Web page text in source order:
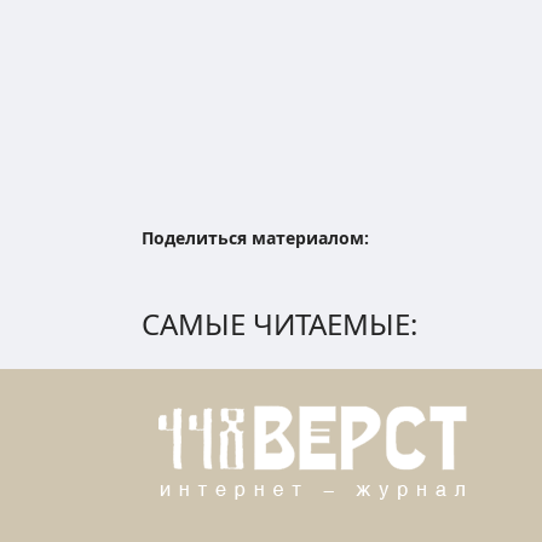
Поделиться материалом:
САМЫЕ ЧИТАЕМЫЕ: